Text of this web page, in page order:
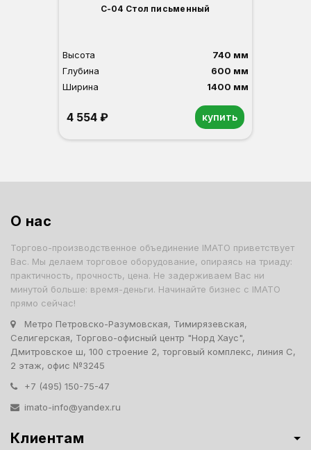
С-04 Стол письменный
Высота
740 мм
Глубина
600 мм
Ширина
1400 мм
4 554 ₽ купить
О нас
Торгово-производственное объединение IMATO приветствует
Вас. Мы делаем торговое оборудование, опираясь на триаду:
практичность, прочность, цена. Не задерживаем Вас ни
минутой больше: время-деньги. Начинайте бизнес с IMATO
прямо сейчас!
Метро Петровско-Разумовская, Тимирязевская,
Селигерская, Торгово-офисный центр "Норд Хаус",
Дмитровское ш, 100 строение 2, торговый комплекс, линия С,
2 этаж, офис №3245
+7 (495) 150-75-47
imato-info@yandex.ru
Клиентам